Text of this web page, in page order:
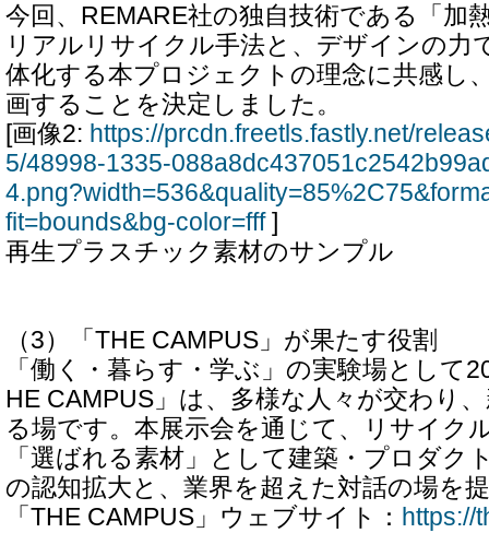
今回、REMARE社の独自技術である「加
リアルリサイクル手法と、デザインの力
体化する本プロジェクトの理念に共感し
画することを決定しました。
[画像2: https://prcdn.freetls.fastly.net/
5/48998-1335-
fit=bounds&bg-color=fff]
再生プラスチック素材のサンプル
（3）「THE CAMPUS」が果たす役割
「働く・暮らす・学ぶ」の実験場として
HE CAMPUS」は、多様な人々が交わり
る場です。本展示会を通じて、リサイク
「選ばれる素材」として建築・プロダク
の認知拡大と、業界を超えた対話の場を
「THE CAMPUS」ウェブサイト： https://